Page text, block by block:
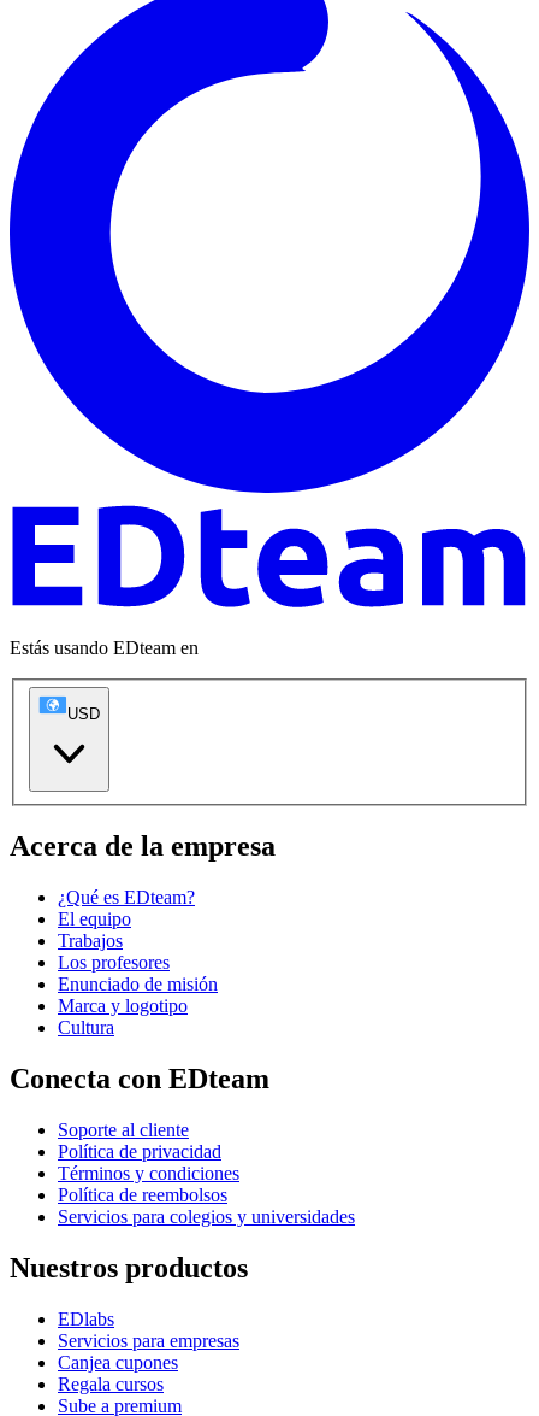
Estás usando EDteam en
USD
Acerca de la empresa
¿Qué es EDteam?
El equipo
Trabajos
Los profesores
Enunciado de misión
Marca y logotipo
Cultura
Conecta con EDteam
Soporte al cliente
Política de privacidad
Términos y condiciones
Política de reembolsos
Servicios para colegios y universidades
Nuestros productos
EDlabs
Servicios para empresas
Canjea cupones
Regala cursos
Sube a premium